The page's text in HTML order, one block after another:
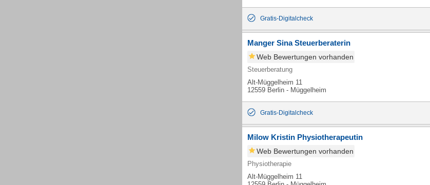
Gratis-Digitalcheck
Manger Sina Steuerberaterin
Web Bewertungen vorhanden
Steuerberatung
Alt-Müggelheim 11
12559 Berlin - Müggelheim
Gratis-Digitalcheck
Milow Kristin Physiotherapeutin
Web Bewertungen vorhanden
Physiotherapie
Alt-Müggelheim 11